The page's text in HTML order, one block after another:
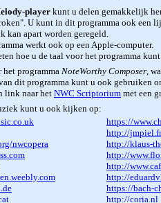
player kunt u delen gemakkelijk
U kunt in dit programma ook een
kan apart worden geregeld.
werkt ook op een Apple-computer.
hoe u de taal voor het programma
programma NoteWorthy Composer,
dit programma kunt u ook gebruiken
link naar het NWC Scriptorium met een
kunt u ook kijken op:
nwcopera
https://
http://
http://klaus-
http://
http://
http://
https://bach-
http://coria.nl